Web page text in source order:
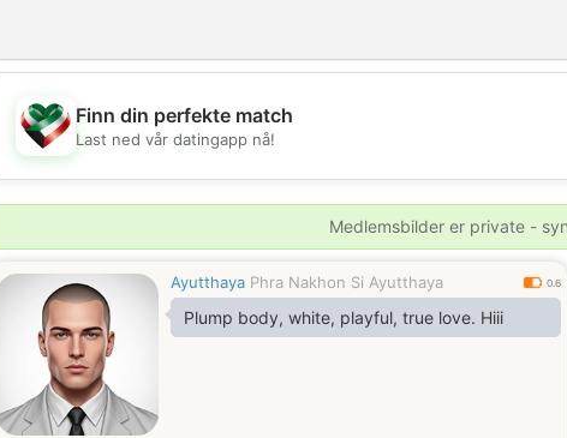
💖
💕
Finn din perfekte match
Last ned vår datingapp nå!
Medlemsbilder er private -
Ayutthaya Phra Nakhon Si Ayutthaya 0.6
Plump body, white, playful, true love. Hiii